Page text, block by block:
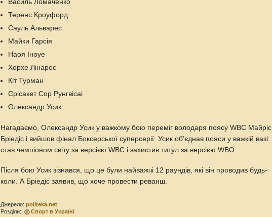
Василь Ломаченко
Теренс Кроуфорд
Сауль Альварес
Майки Гарсія
Наоя Іноуе
Хорхе Лінарес
Кіт Турман
Срісакет Сор Рунгвісаі
Олександр Усик
Нагадаємо, Олександр Усик у важкому бою переміг володаря поясу WBC Майріс
Бріедіс і вийшов фінал Боксерської суперсерії. Усик об’єднав пояси у важкій вазі:
став чемпіоном світу за версією WBC і захистив титул за версією WBO.
Після бою Усик зізнався, що це були найважчі 12 раундів, які він проводив будь-
коли. А Бріедіс заявив, що хоче провести реванш.
Джерело:politeka.net
Розділи:
Спорт в Україні